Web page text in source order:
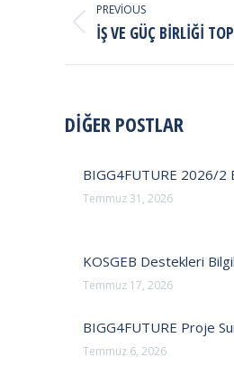
NAVIGATION
PREVIOUS
Previous
İŞ VE GÜÇ BIRLIĞI
DİĞER POSTLAR
BIGG4FUTURE 2026/2
Temmuz 31, 2026
KOSGEB Destekleri
Temmuz 17, 2026
BIGG4FUTURE Proje
Temmuz 6, 2026